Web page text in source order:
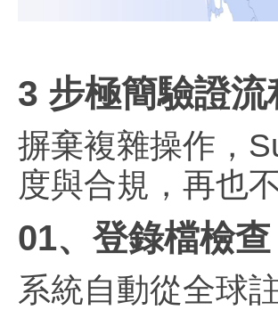
3 步極簡驗證
摒棄複雜操作，
度與合規，再也
01、登錄檔檢
系統自動從全球